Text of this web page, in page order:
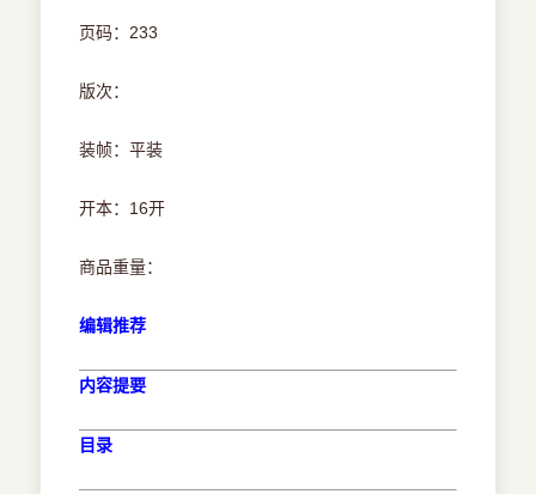
页码：233
版次：
装帧：平装
开本：16开
商品重量：
编辑推荐
内容提要
目录